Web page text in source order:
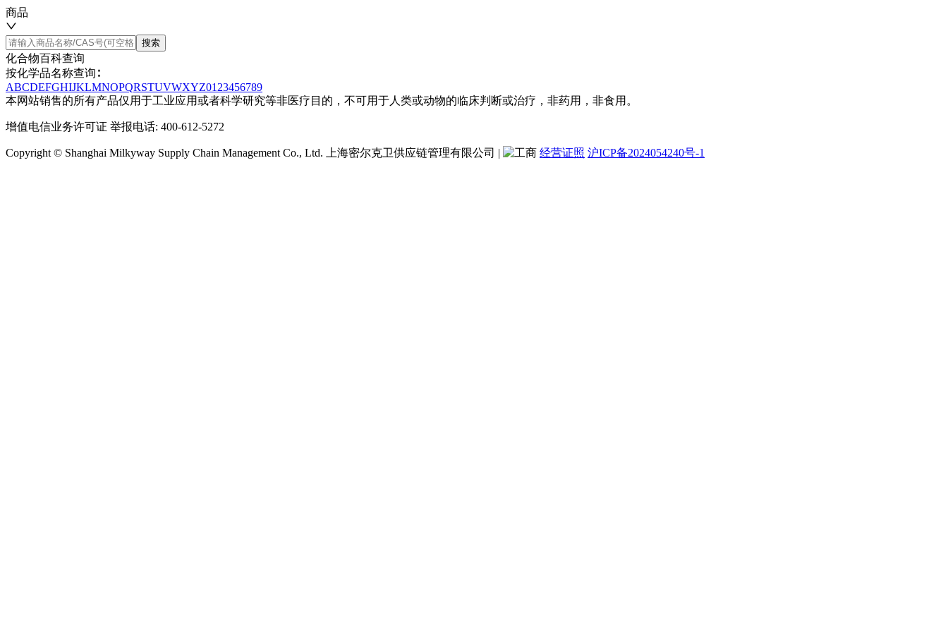
商品
搜索
化合物百科查询
按化学品名称查询∶
ABCDEFGHIJKLMNOPQRSTUVWXYZ01 23456789
本网站销售的所有产品仅用于工业应用或者科学研究等非医疗目的，不可用于人类或动物的临床判断或治疗，非药用，非食用。
增值电信业务许可证 举报电话: 400-612-5272
Copyright © Shanghai Milkyway Supply Chain Management Co., Ltd. 上海密尔克卫供应链管理有限公司 | 经营证照 沪ICP备2024054240号-1